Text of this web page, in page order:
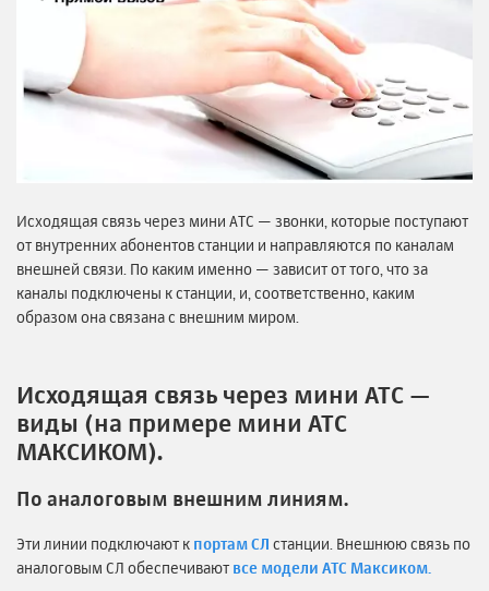
Исходящая связь через мини АТС — звонки, которые поступают
от внутренних абонентов станции и направляются по каналам
внешней связи. По каким именно — зависит от того, что за
каналы подключены к станции, и, соответственно, каким
образом она связана с внешним миром.
Исходящая связь через мини АТС —
виды (на примере мини АТС
МАКСИКОМ).
По аналоговым внешним линиям.
Эти линии подключают к портам СЛ станции. Внешнюю связь по
аналоговым СЛ обеспечивают все модели АТС Максиком.